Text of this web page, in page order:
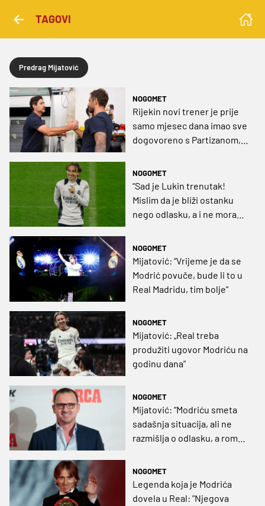
TAGOVI
Predrag Mijatović
NOGOMET
Rijekin novi trener je prije
samo mjesec dana imao sve
dogovoreno s Partizanom, a
jednog razloga
NOGOMET
“Sad je Lukin trenutak!
Mislim da je bliži ostanku
nego odlasku, a i ne mora
NOGOMET
Mijatović: “Vrijeme je da se
Modrić povuče, bude li to u
Real Madridu, tim bolje”
NOGOMET
Mijatović: „Real treba
produžiti ugovor Modriću na
godinu dana”
NOGOMET
Mijatović: “Modriću smeta
sadašnja situacija, ali ne
razmišlja o odlasku, a romb
nikom od igrača Real
Madrida”
NOGOMET
Legenda koja je Modrića
dovela u Real: "Njegova